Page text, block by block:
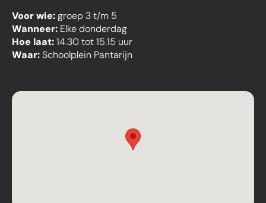
Voor wie:groep 3 t/m 5
Wanneer: Elke donderdag
Hoe laat:14.30 tot 15.15 uur
Waar:Schoolplein Pantarijn